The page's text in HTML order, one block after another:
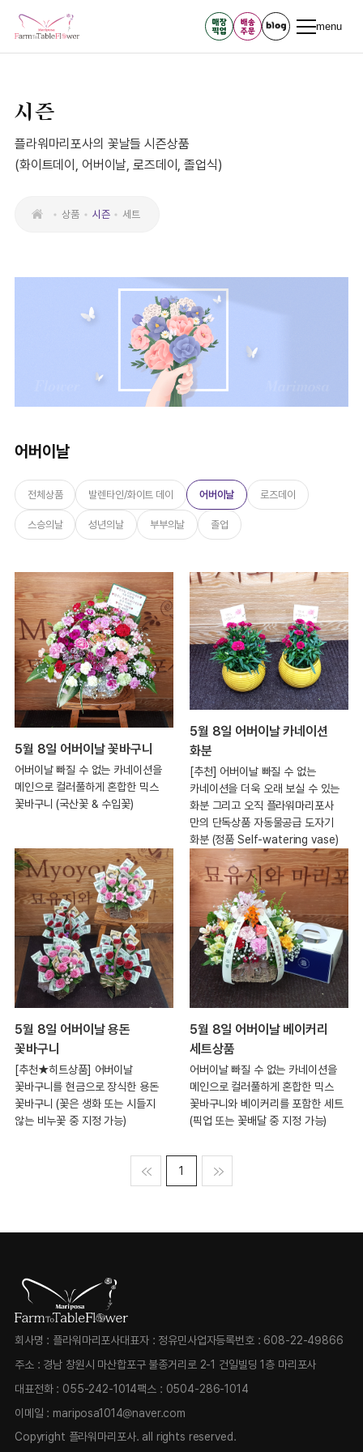
menu
시즌
플라워마리포사의 꽃날들 시즌상품
(화이트데이, 어버이날, 로즈데이, 졸업식)
상품 시즌 세트
어버이날
전체상품 발렌타인/화이트 데이 어버이날 로즈데이
스승의날 성년의날 부부의날 졸업
5월 8일 어버이날 꽃바구니
어버이날 빠질 수 없는 카네이션을
메인으로 컬러풀하게 혼합한 믹스
꽃바구니 (국산꽃 & 수입꽃)
5월 8일 어버이날 카네이션
화분
[추천] 어버이날 빠질 수 없는
카네이션을 더욱 오래 보실 수 있는
화분 그리고 오직 플라워마리포사
만의 단독상품 자동물공급 도자기
화분 (정품 Self-watering vase)
5월 8일 어버이날 용돈
꽃바구니
[추천★히트상품] 어버이날
꽃바구니를 현금으로 장식한 용돈
꽃바구니 (꽃은 생화 또는 시들지
않는 비누꽃 중 지정 가능)
5월 8일 어버이날 베이커리
세트상품
어버이날 빠질 수 없는 카네이션을
메인으로 컬러풀하게 혼합한 믹스
꽃바구니와 베이커리를 포함한 세트
(픽업 또는 꽃배달 중 지정 가능)
맨처음
1
회사명 : 플라워마리포사대표자 : 정유민사업자등록번호 : 608-22-49866
주소 : 경남 창원시 마산합포구 불종거리로 2-1 건일빌딩 1층 마리포사
대표전화 : 055-242-1014팩스 : 0504-286-1014
이메일 : mariposa1014@naver.com
Copyright 플라워마리포사. all rights reserved.